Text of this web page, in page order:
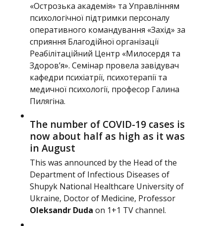
«Острозька академія» та Управлінням
психологічної підтримки персоналу
оперативного командування «Захід» за
сприяння Благодійної організації
Реабілітаційний Центр «Милосердя та
Здоровʼя». Семінар провела завідувач
кафедри психіатрії, психотерапії та
медичної психології, професор Галина
Пилягіна.
The number of COVID-19 cases is
now about half as high as it was
in August
This was announced by the Head of the
Department of Infectious Diseases of
Shupyk National Healthcare University of
Ukraine, Doctor of Medicine, Professor
Oleksandr Duda on 1+1 TV channel.